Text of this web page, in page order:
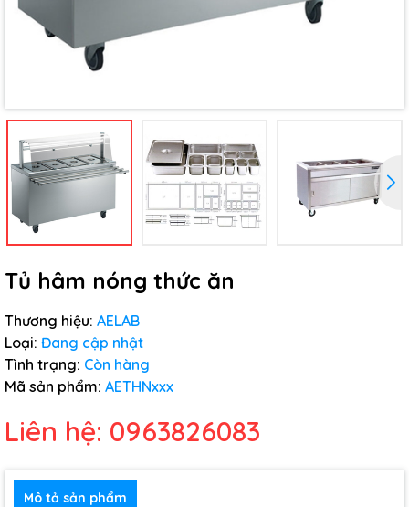
Tủ hâm nóng thức ăn
Thương hiệu: AELAB
Loại: Đang cập nhật
Tình trạng: Còn hàng
Mã sản phẩm: AETHNxxx
Liên hệ: 0963826083
Mô tả sản phẩm